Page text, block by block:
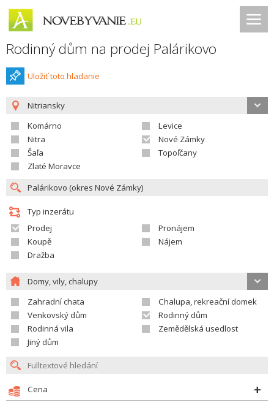
Rodinný dům na prodej Palárikovo
Uložiť toto hladanie
Nitriansky
Komárno
Levice
Nitra
Nové Zámky
Šaľa
Topoľčany
Zlaté Moravce
Typ inzerátu
Prodej
Pronájem
Koupě
Nájem
Dražba
Domy, vily, chalupy
Zahradní chata
Chalupa, rekreační domek
Venkovský dům
Rodinný dům
Rodinná vila
Zemědělská usedlost
Jiný dům
Cena